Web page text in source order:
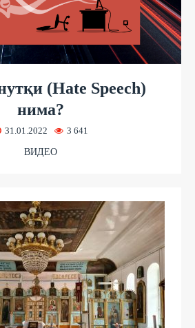
(Hate Speech)
нима?
31.01.2022 3 641
ВИДЕО